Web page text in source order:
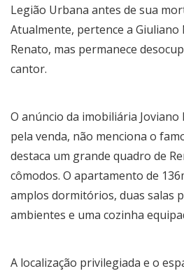
Legião Urbana antes de sua
Atualmente, pertence a
Renato, mas permanece
cantor.
O anúncio da imobiliária
pela venda, não menciona o
destaca um grande quadro de
cômodos. O apartamento de
amplos dormitórios, duas salas
ambientes e uma cozinha
A localização privilegiada e o